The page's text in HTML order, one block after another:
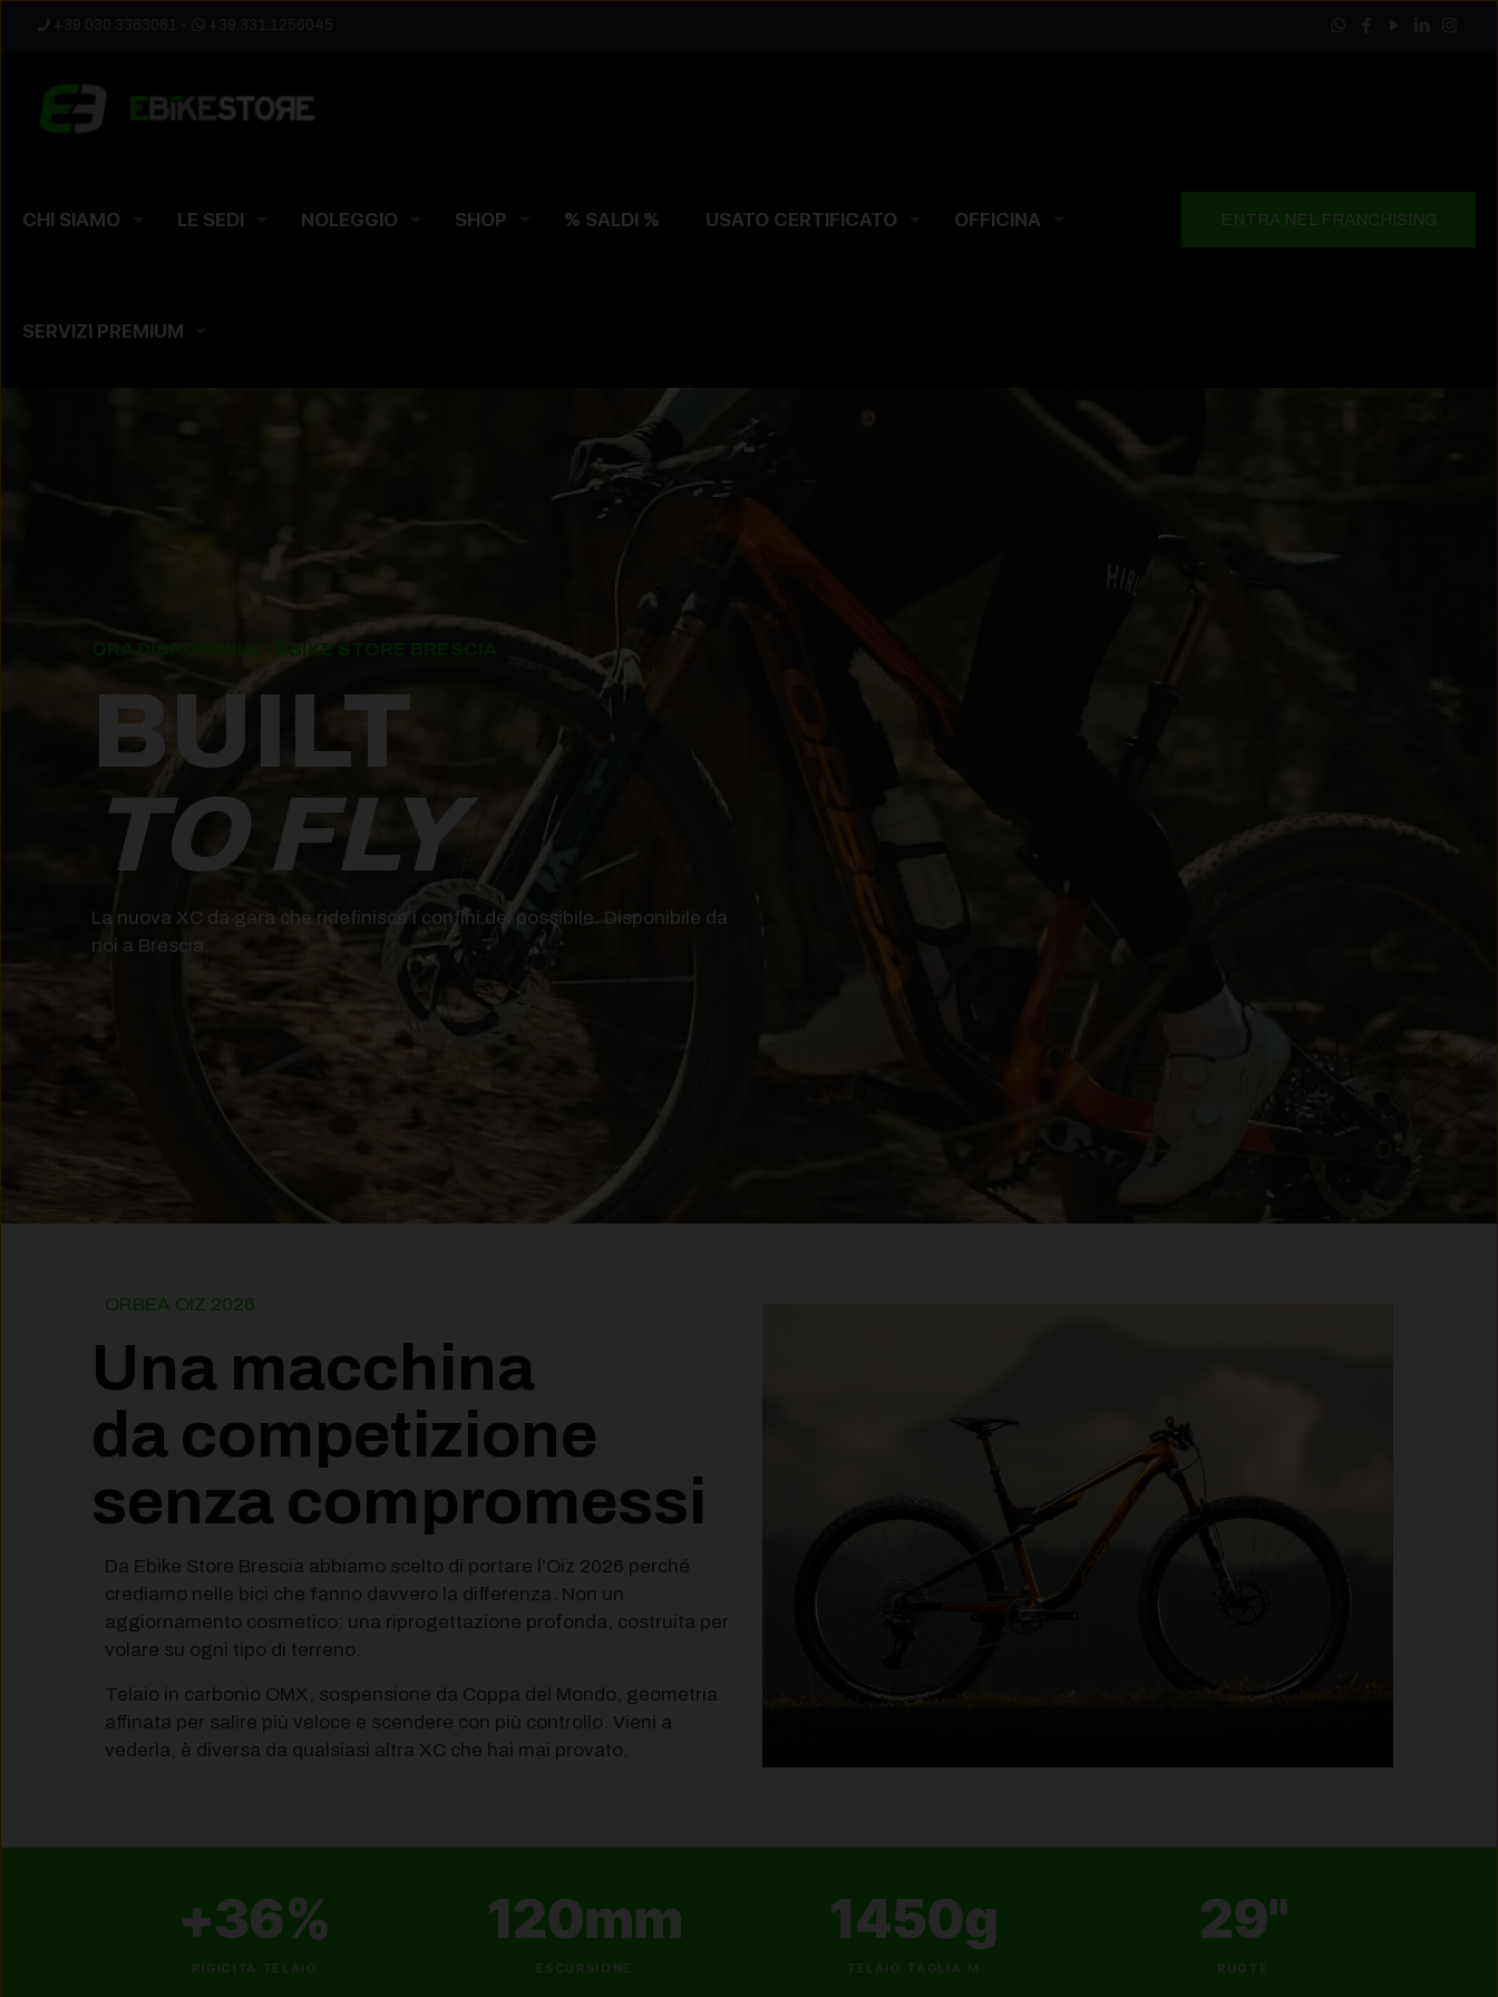
CHI SIAMO LE SEDI NOLEGGIO SHOP % SALDI % USATO CERTIFICATO OFFICINA
SERVIZI PREMIUM
ENTRA NEL FRANCHISING
ORA DISPONIBILE - EBIKE STORE BRESCIA
BUILT
TO FLY
La nuova XC da gara che ridefinisce i confini del possibile. Disponibile da
noi a Brescia.
ORBEA OIZ 2026
Una macchina
da competizione
senza compromessi
Da Ebike Store Brescia abbiamo scelto di portare l'Oiz 2026 perché
crediamo nelle bici che fanno davvero la differenza. Non un
aggiornamento cosmetico: una riprogettazione profonda, costruita per
volare su ogni tipo di terreno.
Telaio in carbonio OMX, sospensione da Coppa del Mondo, geometria
affinata per salire più veloce e scendere con più controllo. Vieni a
vederla, è diversa da qualsiasi altra XC che hai mai provato.
+36%
RIGIDITÀ TELAIO
120mm
ESCURSIONE
1450g
TELAIO TAGLIA M
29"
RUOTE